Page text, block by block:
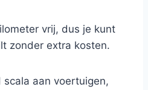
vrij, dus je kunt
zonder extra kosten.
aan voertuigen,